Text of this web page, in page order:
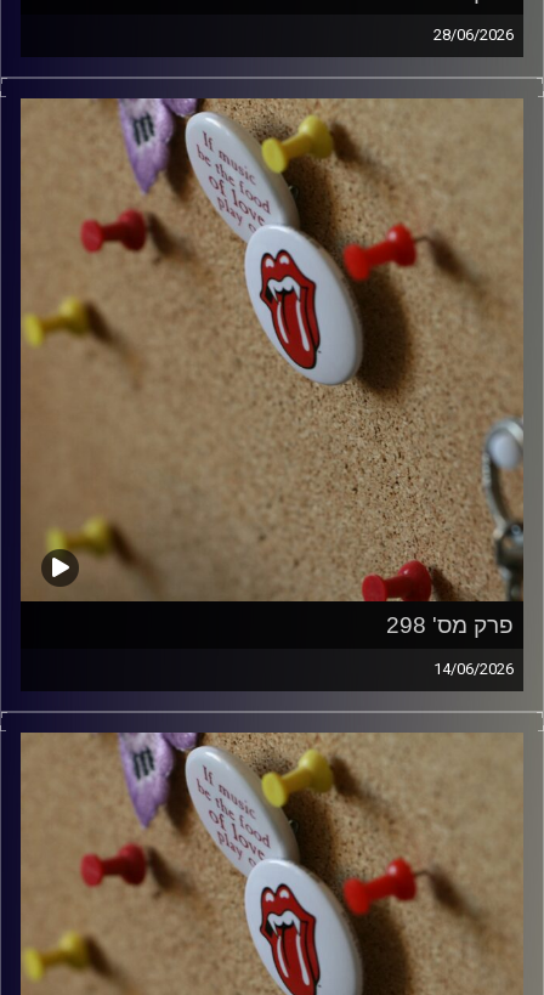
28/06/2026
קלאסיקות רוק עם אורן הוף.
włodi
פרק מס' 298
14/06/2026
קלאסיקות רוק עם אורן הוף.
włodi